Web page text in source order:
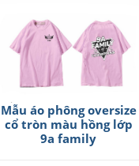
Mẫu áo phông oversize
cổ tròn màu hồng lớp
9a family